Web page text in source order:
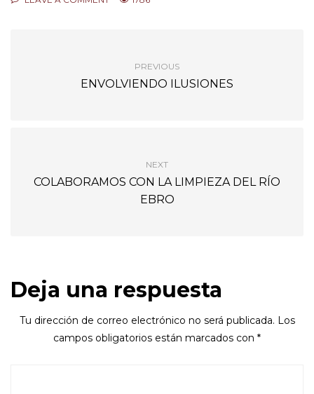
PREVIOUS
ENVOLVIENDO ILUSIONES
NEXT
COLABORAMOS CON LA LIMPIEZA DEL RÍO
EBRO
Deja una respuesta
Tu dirección de correo electrónico no será publicada. Los
campos obligatorios están marcados con *